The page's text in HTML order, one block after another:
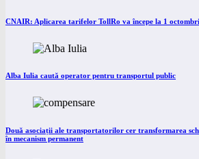
CNAIR: Aplicarea tarifelor TollRo va începe la 1
Alba Iulia caută operator pentru transportul public
Două asociații ale transportatorilor cer transformarea
în mecanism permanent